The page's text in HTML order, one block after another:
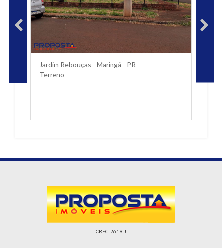
Jardim Rebouças - Maringá - PR
Terreno
CRECI 2619-J